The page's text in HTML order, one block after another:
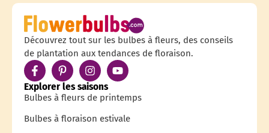
Découvrez tout sur les bulbes à fleurs, des conseils
de plantation aux tendances de floraison.
Explorer les saisons
Bulbes à fleurs de printemps
Bulbes à floraison estivale